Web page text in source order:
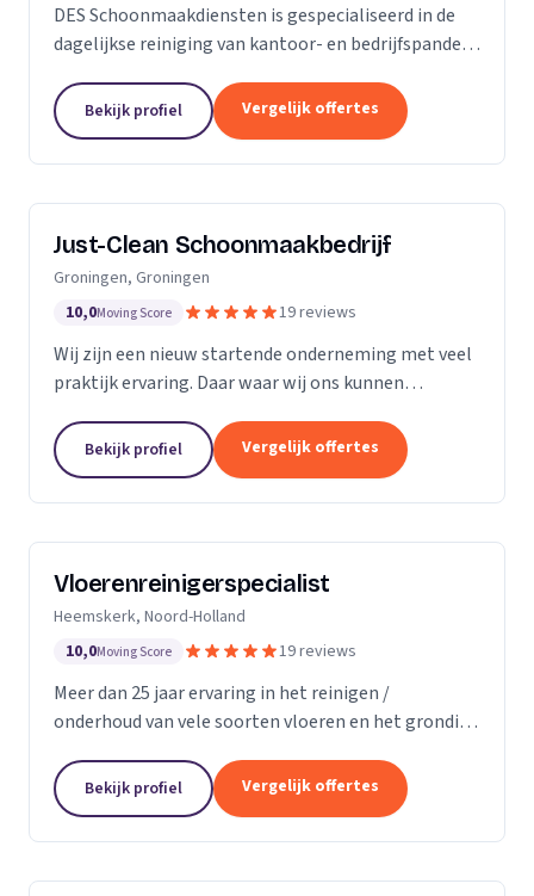
DES Schoonmaakdiensten is gespecialiseerd in de
dagelijkse reiniging van kantoor- en bedrijfspanden
ervaring in de glas- en gevelreiniging. Maar met...
Bekijk profiel Vergelijk offertes
Just-Clean Schoonmaakbedrijf
Groningen, Groningen
10,0Moving Score 19 reviews
Wij zijn een nieuw startende onderneming met veel
praktijk ervaring. Daar waar wij ons kunnen
schijven. Direct antwoord en flexibele
inzetbaarheid....
Bekijk profiel Vergelijk offertes
Vloerenreinigerspecialist
Heemskerk, Noord-Holland
10,0Moving Score 19 reviews
Meer dan 25 jaar ervaring in het reinigen /
onderhoud van vele soorten vloeren en het grondig
objecten zoals meubels en stoelen, zowel bij u
thuis...
Bekijk profiel Vergelijk offertes